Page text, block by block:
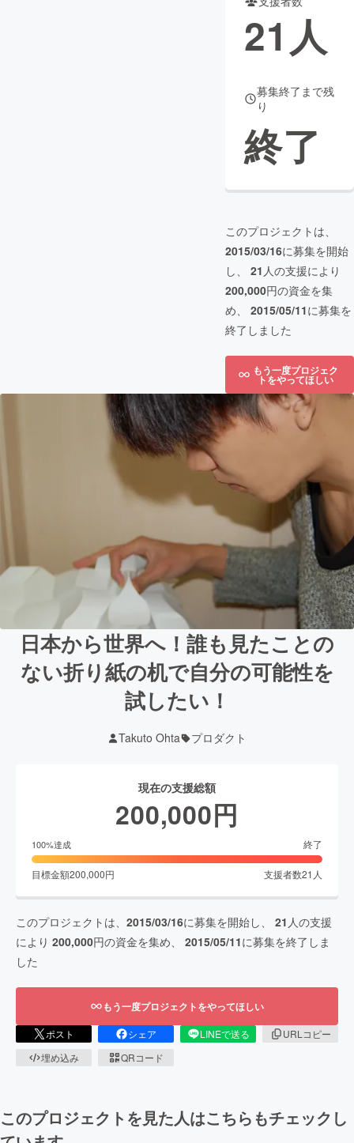
21 人
募集終了まで残
り
終了
このプロジェクトは、
2015/03/16に募集を開始
し、 21 人の支援により
200,000円の資金を集
め、 2015/05/11に募集を
終了しました
もう一度プロジェク
トをやってほしい
日本から世界へ！誰も見たことの
ない折り紙の机で自分の可能性を
試したい！
Takuto Ohta プロダクト
現在の支援総額
200,000円
100%達成 終了
目標金額200,000円 支援者数21 人
このプロジェクトは、 2015/03/16に募集を開始し、 21 人の支援
により 200,000円の資金を集め、 2015/05/11に募集を終了しま
した
もう一度プロジェクトをやってほしい
ポスト シェア LINEで送る
URLコピー
埋め込み
QRコード
このプロジェクトを見た人はこちらもチェックし